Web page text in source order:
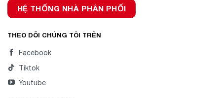
HỆ THỐNG NHÀ PHÂN PHỐI
THEO DÕI CHÚNG TÔI TRÊN
Facebook
Tiktok
Youtube